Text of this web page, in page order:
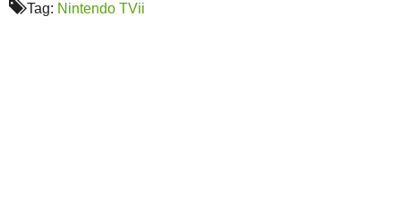
Tag: Nintendo TVii